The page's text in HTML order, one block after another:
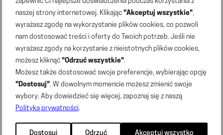
naszej strony internetowej. Klikając "Akceptuj wszystkie",
wyrażasz zgodę na wykorzystanie plików cookies, co pozwoli
nam dostosować treści i oferty do Twoich potrzeb. Jeśli nie
wyrażasz zgody na korzystanie z nieistotnych plików cookies,
możesz kliknąć "Odrzuć wszystkie".
Możesz także dostosować swoje preferencje, wybierając opcję
"Dostosuj". W dowolnym momencie możesz zmienić swoje
wybory. Aby dowiedzieć się więcej, zapoznaj się z naszą
Polityką prywatności.
Dostosuj Odrzuć Akceptuj wszystko
22.06.2026 | Current reports
Current Report No. 7/2026 – Wording of the resolutions
adopted by the Ordinary Shareholder Meeting of the
„DINO POLSKA” S.A. on 22 June 2026
Current Report No. 6/2026 – List of shareholders
holding at least 5% of votes at the Ordinary Shareholder
Meeting of DINO POLSKA S.A. on 22 June 2026